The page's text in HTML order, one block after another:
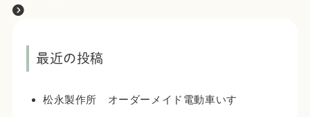
最近の投稿
松永製作所 オーダーメイド電動車いす